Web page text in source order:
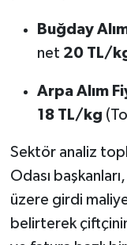
Buğday
net 20 TL/
Arpa Alım
18 TL/kg
Sektör analiz
Odası
üzere girdi
belirterek
TARİHTE
TEKNOLOJİ
Trend
TÜRKİYE
YAŞAM